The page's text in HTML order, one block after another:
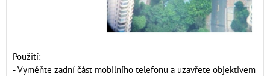
Použití:
- Vyměňte zadní část mobilního telefonu a uzavřete objektivem